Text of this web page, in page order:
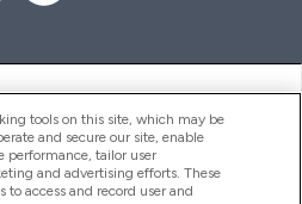
tools on this site, which may be
and secure our site, enable
performance, tailor user
and advertising efforts. These
to access and record user and